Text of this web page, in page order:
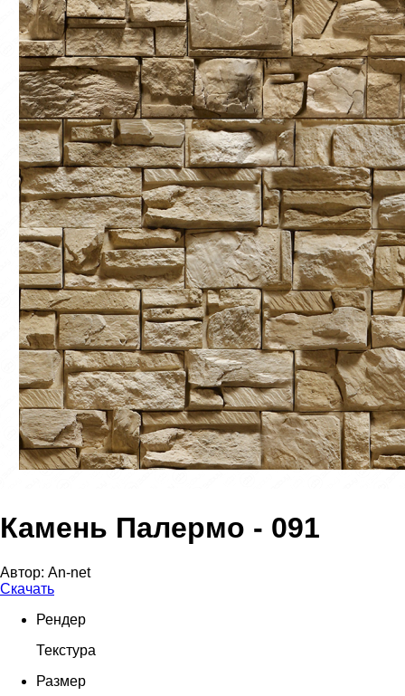
Камень Палермо - 091
Автор: An-net
Скачать
Рендер
Текстура
Размер